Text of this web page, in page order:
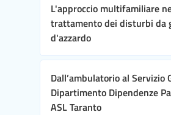
L'approccio multifamiliare
trattamento dei disturbi da
d'azzardo
Dall’ambulatorio al Servizio
Dipartimento Dipendenze
ASL Taranto